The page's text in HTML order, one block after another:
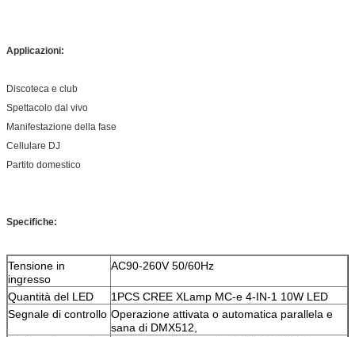
Applicazioni:
Discoteca e club
Spettacolo dal vivo
Manifestazione della fase
Cellulare DJ
Partito domestico
Specifiche:
Tensione in
ingresso
AC90-260V 50/60Hz
Quantità del LED
1PCS CREE XLamp MC-e 4-IN-1 10W LED
Segnale di controllo Operazione attivata o automatica parallela e
sana di DMX512,